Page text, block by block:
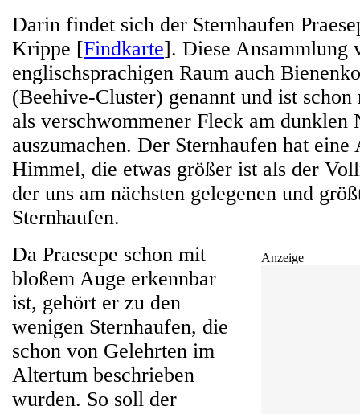
Darin findet sich der Sternhaufen
Krippe [Findkarte]. Diese Ansammlung
englischsprachigen Raum auch
(Beehive-Cluster) genannt und ist
als verschwommener Fleck am dunklen
auszumachen. Der Sternhaufen hat eine
Himmel, die etwas größer ist als der
der uns am nächsten gelegenen und
Sternhaufen.
Anzeige
Da Praesepe schon mit
bloßem Auge erkennbar
ist, gehört er zu den
wenigen Sternhaufen, die
schon von Gelehrten im
Altertum beschrieben
wurden. So soll der